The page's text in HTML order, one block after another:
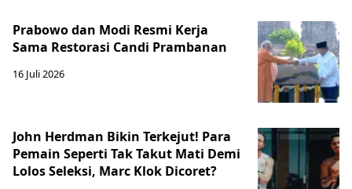
Prabowo dan Modi Resmi Kerja
Sama Restorasi Candi Prambanan
16 Juli 2026
John Herdman Bikin Terkejut! Para
Pemain Seperti Tak Takut Mati Demi
Lolos Seleksi, Marc Klok Dicoret?